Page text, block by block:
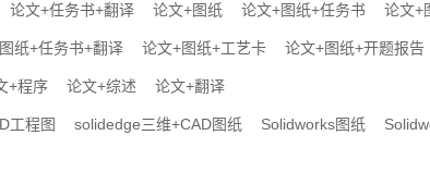
论文+任务书+翻译 论文+图纸 论文+图纸+任务书 论文+
纸+任务书+翻译 论文+图纸+工艺卡 论文+图纸+开题报告
+程序 论文+综述 论文+翻译
工程图 solidedge三维+CAD图纸 Solidworks图纸